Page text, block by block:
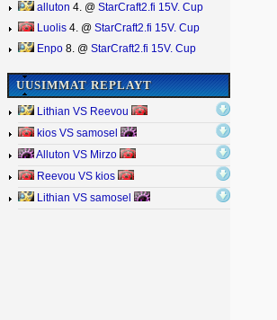
alluton 4. @ StarCraft2.fi 15V. Cup
Luolis 4. @ StarCraft2.fi 15V. Cup
Enpo 8. @ StarCraft2.fi 15V. Cup
UUSIMMAT REPLAYT
Lithian VS Reevou
kios VS samosel
Alluton VS Mirzo
Reevou VS kios
Lithian VS samosel